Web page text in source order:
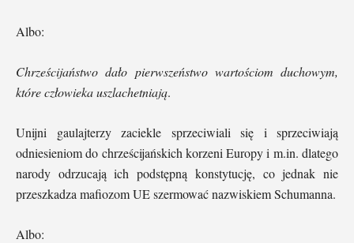
Albo:
Chrześcijaństwo dało pierwszeństwo wartościom duchowym,
które człowieka uszlachetniają.
Unijni gaulajterzy zaciekle sprzeciwiali się i sprzeciwiają
odniesieniom do chrześcijańskich korzeni Europy i m.in. dlatego
narody odrzucają ich podstępną konstytucję, co jednak nie
przeszkadza mafiozom UE szermować nazwiskiem Schumanna.
Albo: